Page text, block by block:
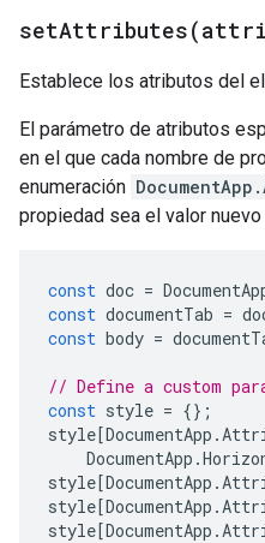
setAttributes(
Establece los atributos del
El parámetro de atributos
en el que cada nombre de
enumeración
propiedad sea el valor
const doc =
const documentTab =
const body =
// Define a custom
const style = {};
style[DocumentApp .
DocumentApp .
style[DocumentApp .
style[DocumentApp .
style[DocumentApp .